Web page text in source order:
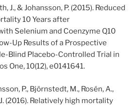
J., & Johansson, P. (2015). Reduced
10 Years after
Selenium and Coenzyme Q10
Up Results of a Prospective
Blind Placebo-Controlled Trial in
One, 10(12), e0141641.
P., Björnstedt, M., Rosén, A.,
(2016). Relatively high mortality